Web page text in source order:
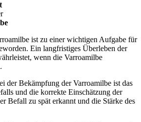
ist zu einer wichtigen Aufgabe für
Ein langfristiges Überleben der
wenn die Varroamilbe
der Bekämpfung der Varroamilbe ist das
und die korrekte Einschätzung der
Befall zu spät erkannt und die Stärke des